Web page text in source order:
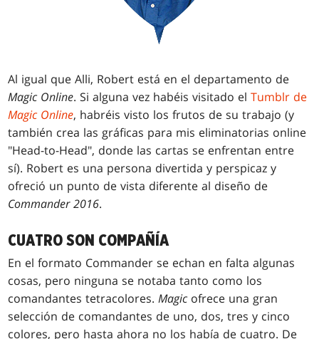
Al igual que Alli, Robert está en el departamento de
Magic Online. Si alguna vez habéis visitado elTumblr de
Magic Online, habréis visto los frutos de su trabajo (y
también crea las gráficas para mis eliminatorias online
"Head-to-Head", donde las cartas se enfrentan entre
sí). Robert es una persona divertida y perspicaz y
ofreció un punto de vista diferente al diseño de
Commander 2016.
CUATRO SON COMPAÑÍA
En el formato Commander se echan en falta algunas
cosas, pero ninguna se notaba tanto como los
comandantes tetracolores.Magic ofrece una gran
selección de comandantes de uno, dos, tres y cinco
colores, pero hasta ahora no los había de cuatro. De